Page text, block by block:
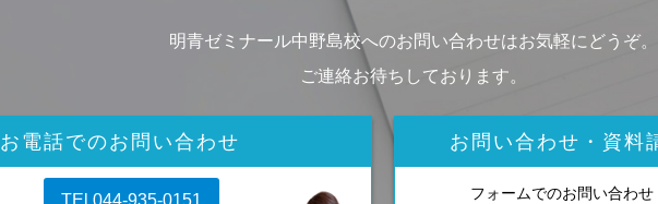
明青ゼミナール中野島校へのお問い合わせはお気軽にどうぞ。
ご連絡お待ちしております。
お電話でのお問い合わせ
TEl 044-935-0151
お問い合わせ・資料
フォームでのお問い合わ